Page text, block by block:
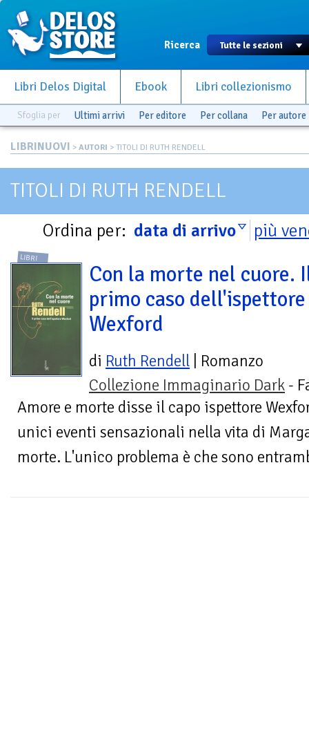
Ricerca
Libri Delos Digital Ebook Libri collezionismo
Sfoglia per Ultimi arrivi Per editore Per collana Per autore
LIBRINUOVI > AUTORI > TITOLI DI RUTH RENDELL
TITOLI DI RUTH RENDELL
Ordina per: data di arrivo più
LIBRI
Con la morte nel cuore.
primo caso dell'ispettore
Wexford
di Ruth Rendell | Romanzo
Collezione Immaginario Dark -
Amore e morte disse il capo ispettore
unici eventi sensazionali nella vita di
morte. L'unico problema è che sono